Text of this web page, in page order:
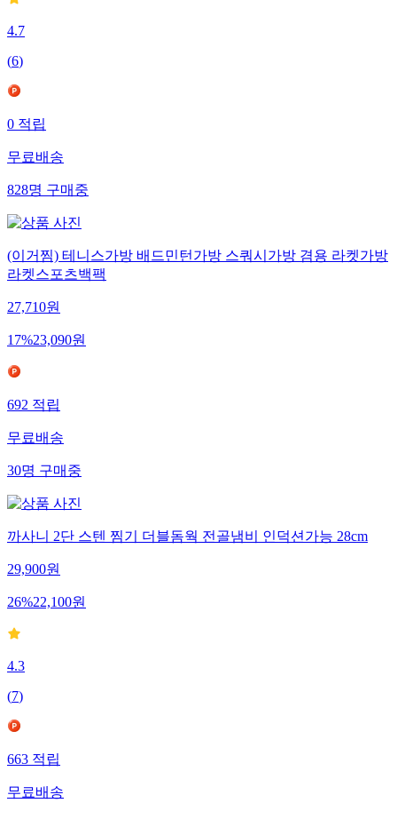
4.7
(6)
0적립
무료배송
828명구매중
(이거찜) 테니스가방 배드민턴가방 스쿼시가방 겸용 라켓가방
라켓스포츠백팩
27,710원
17%23,090원
692적립
무료배송
30명구매중
까사니 2단 스텐 찜기 더블돔웍 전골냄비 인덕션가능 28cm
29,900원
26%22,100원
4.3
(7)
663적립
무료배송